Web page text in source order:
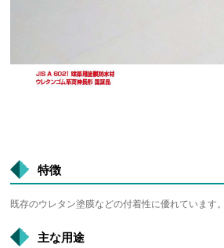
特徴
既存のウレタン塗膜などの付着性に優れています。
主な用途